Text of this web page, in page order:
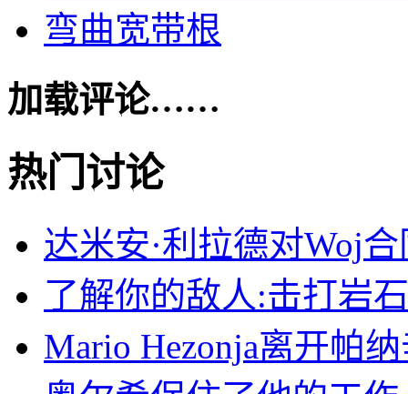
弯曲宽带根
加载评论……
热门讨论
达米安·利拉德对Woj
了解你的敌人:击打岩
Mario Hezonja离开帕